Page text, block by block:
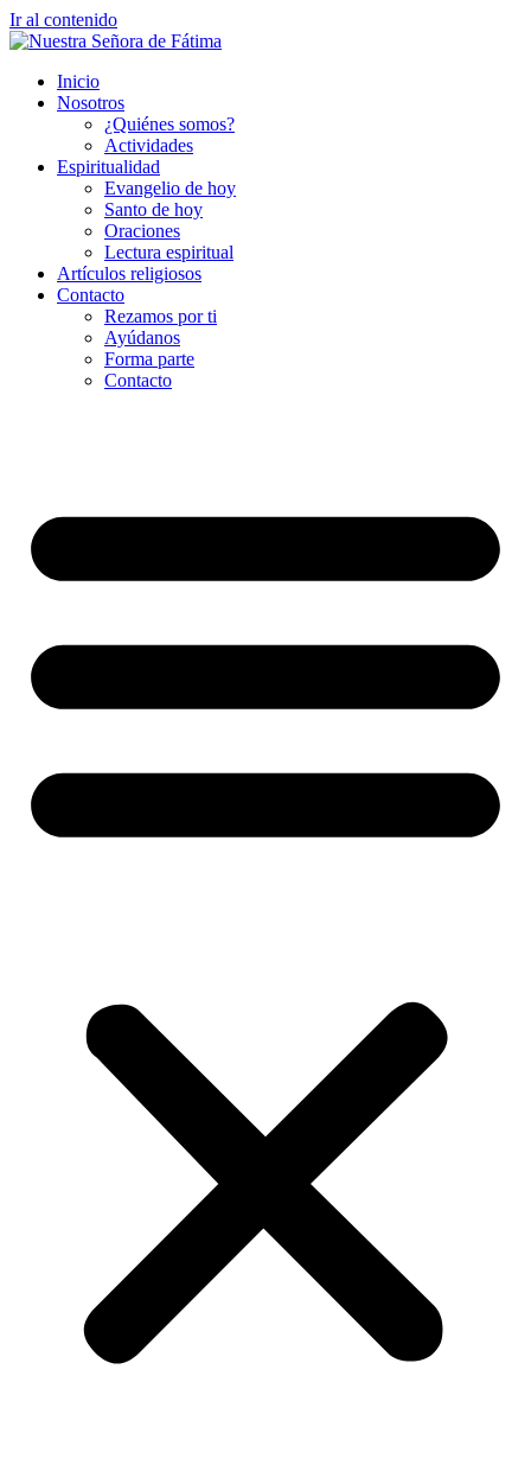
Ir al contenido
Inicio
Nosotros
¿Quiénes somos?
Actividades
Espiritualidad
Evangelio de hoy
Santo de hoy
Oraciones
Lectura espiritual
Artículos religiosos
Contacto
Rezamos por ti
Ayúdanos
Forma parte
Contacto